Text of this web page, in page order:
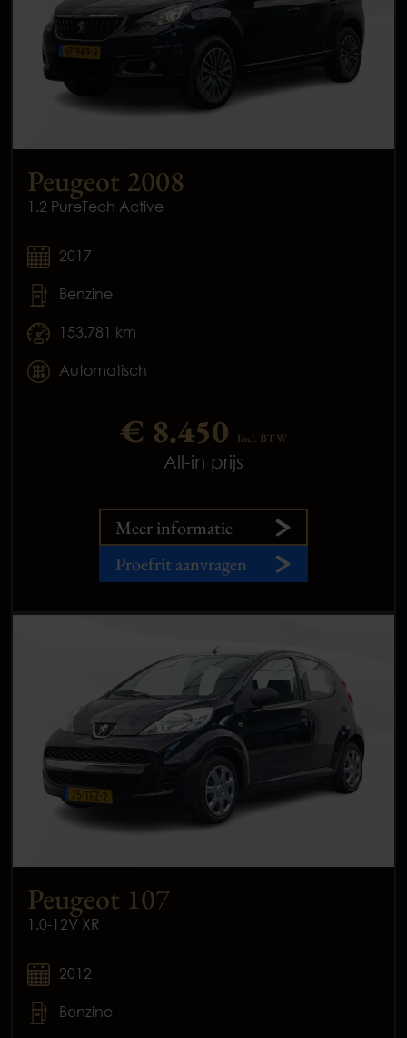
Peugeot 2008
1.2 PureTech Active
2017
Benzine
153.781 km
Automatisch
€ 8.450 Incl. BTW
All-in prijs
Meer informatie
Proefrit aanvragen
Peugeot 107
1.0-12V XR
2012
Benzine